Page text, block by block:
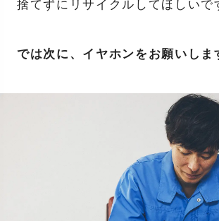
捨てずにリサイクルしてほしいで
では次に、イヤホンをお願いしま